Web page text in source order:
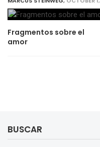
Fragmentos sobre el
amor
BUSCAR